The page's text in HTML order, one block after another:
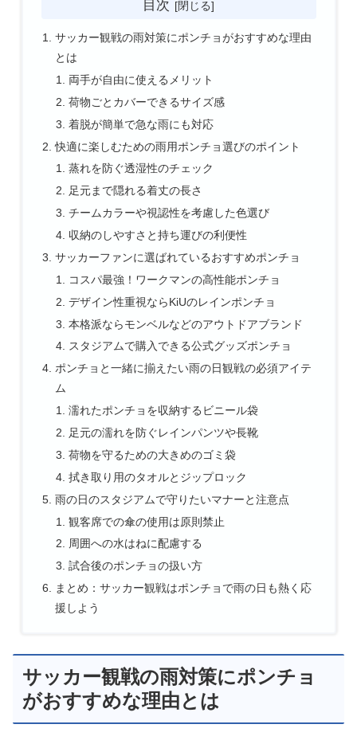
目次
サッカー観戦の雨対策にポンチョがおすすめな理由
とは
両手が自由に使えるメリット
荷物ごとカバーできるサイズ感
着脱が簡単で急な雨にも対応
快適に楽しむための雨用ポンチョ選びのポイント
蒸れを防ぐ透湿性のチェック
足元まで隠れる着丈の長さ
チームカラーや視認性を考慮した色選び
収納のしやすさと持ち運びの利便性
サッカーファンに選ばれているおすすめポンチョ
コスパ最強！ワークマンの高性能ポンチョ
デザイン性重視ならKiUのレインポンチョ
本格派ならモンベルなどのアウトドアブランド
スタジアムで購入できる公式グッズポンチョ
ポンチョと一緒に揃えたい雨の日観戦の必須アイテ
ム
濡れたポンチョを収納するビニール袋
足元の濡れを防ぐレインパンツや長靴
荷物を守るための大きめのゴミ袋
拭き取り用のタオルとジップロック
雨の日のスタジアムで守りたいマナーと注意点
観客席での傘の使用は原則禁止
周囲への水はねに配慮する
試合後のポンチョの扱い方
まとめ：サッカー観戦はポンチョで雨の日も熱く応
援しよう
サッカー観戦の雨対策にポンチョ
がおすすめな理由とは